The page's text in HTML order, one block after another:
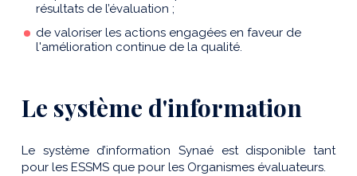
résultats de l’évaluation ;
​de valoriser les actions engagées en faveur de
l'amélioration continue de la qualité.
Le système d'information
Le système d’information Synaé est disponible tant
pour les ESSMS que pour les Organismes évaluateurs.